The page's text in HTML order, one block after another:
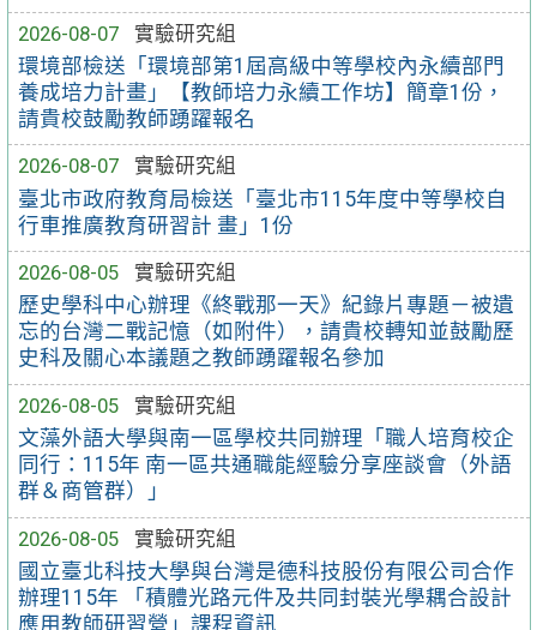
2026-08-07
實驗研究組
環境部檢送「環境部第1屆高級中等學校內永續部門
養成培力計畫」【教師培力永續工作坊】簡章1份，
請貴校鼓勵教師踴躍報名
2026-08-07
實驗研究組
臺北市政府教育局檢送「臺北市115年度中等學校自
行車推廣教育研習計 畫」1份
2026-08-05
實驗研究組
歷史學科中心辦理《終戰那一天》紀錄片專題－被遺
忘的台灣二戰記憶（如附件），請貴校轉知並鼓勵歷
史科及關心本議題之教師踴躍報名參加
2026-08-05
實驗研究組
文藻外語大學與南一區學校共同辦理「職人培育校企
同行：115年 南一區共通職能經驗分享座談會（外語
群＆商管群）」
2026-08-05
實驗研究組
國立臺北科技大學與台灣是德科技股份有限公司合作
辦理115年 「積體光路元件及共同封裝光學耦合設計
應用教師研習營」課程資訊